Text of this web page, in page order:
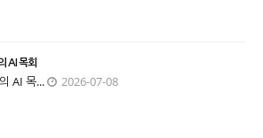
AI 목회
AI 목... 2026-07-08